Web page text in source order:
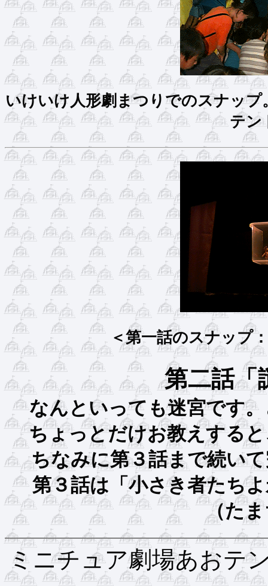
いけいけ人形劇まつりでのスナッ
テン
＜第一話のスナップ
第二話「
なんといっても迷宮
ちょっとだけお教えする
ちなみに第３話まで
第３話は「小さき者
（た
ミニチュア劇場あおテ